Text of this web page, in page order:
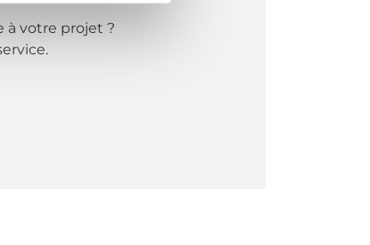
à votre projet ?